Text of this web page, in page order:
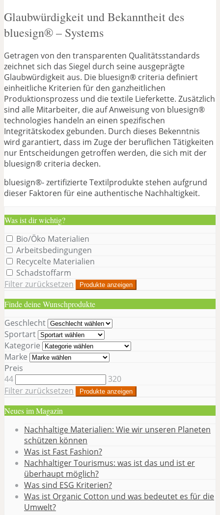
Glaubwürdigkeit und Bekanntheit des
bluesign® – Systems
Getragen von den transparenten Qualitätsstandards
zeichnet sich das Siegel durch seine ausgeprägte
Glaubwürdigkeit aus. Die bluesign® criteria definiert
einheitliche Kriterien für den ganzheitlichen
Produktionsprozess und die textile Lieferkette. Zusätzlich
sind alle Mitarbeiter, die auf Anweisung von bluesign®
technologies handeln an einen spezifischen
Integritätskodex gebunden. Durch dieses Bekenntnis
wird garantiert, dass im Zuge der beruflichen Tätigkeiten
nur Entscheidungen getroffen werden, die sich mit der
bluesign® criteria decken.
bluesign®- zertifizierte Textilprodukte stehen aufgrund
dieser Faktoren für eine authentische Nachhaltigkeit.
Was ist dir wichtig?
Bio/Öko Materialien
Arbeitsbedingungen
Recycelte Materialien
Schadstoffarm
Filter zurücksetzen
Produkte anzeigen
Finde deine Wunschprodukte
Geschlecht
Sportart
Kategorie
Marke
Preis
44
320
Filter zurücksetzen
Produkte anzeigen
Neues im Magazin
Nachhaltige Materialien: Wie wir unseren Planeten
schützen können
Was ist Fast Fashion?
Nachhaltiger Tourismus: was ist das und ist er
überhaupt möglich?
Was sind ESG Kriterien?
Was ist Organic Cotton und was bedeutet es für die
Umwelt?